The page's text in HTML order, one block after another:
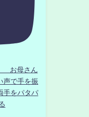
お母さん
声で手を振
手をパタパ